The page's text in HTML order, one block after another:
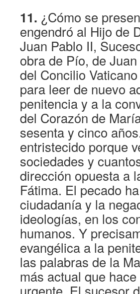
11. ¿Cómo se
engendró al Hijo de
Juan Pablo II,
obra de Pío, de
del Concilio
para leer de nuevo
penitencia y a la
del Corazón de
sesenta y cinco
entristecido porque
sociedades y
dirección opuesta a
Fátima. El pecado
ciudadanía y la
ideologías, en los
humanos. Y
evangélica a la
las palabras de la
más actual que